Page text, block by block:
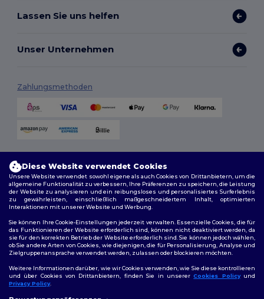
Lassen Sie uns helfen
Unser Unternehmen
Zahlungsmethoden
Folge uns
Diese Website verwendet Cookies
Unsere Website verwendet sowohl eigene als auch Cookies von Drittanbietern, um die
allgemeine Funktionalität zu verbessern, Ihre Präferenzen zu speichern, die Leistung
der Website zu analysieren und ein reibungsloses und personalisiertes Surferlebnis
zu gewährleisten, einschließlich maßgeschneidertem Inhalt, optimierten
Interaktionen mit unserer Website und Werbung.
Sie können Ihre Cookie-Einstellungen jederzeit verwalten. Essenzielle Cookies, die für
das Funktionieren der Website erforderlich sind, können nicht deaktiviert werden, da
sie für den korrekten Betrieb der Website erforderlich sind. Sie können jedoch wählen,
ob Sie andere Arten von Cookies, wie diejenigen, die für Personalisierung, Analyse und
Zielgruppenansprache verwendet werden, zulassen oder blockieren möchten.
Weitere Informationen darüber, wie wir Cookies verwenden, wie Sie diese kontrollieren
und über Cookies von Drittanbietern, finden Sie in unsererCookies Policyund
Privacy Policy.